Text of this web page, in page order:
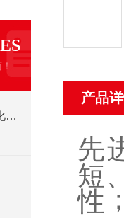
天然气实现网上公开交易 市场化改革再下一城
产品
先
短
性